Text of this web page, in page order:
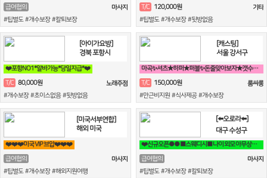
급여협의
마사지
#팁별도 #개수보장 #칼퇴보장
T/C 120,000원
기타
#팁별도 #개수보장 #뒷방없음
[아이가요방]
경북 포항시
❤️포항NO1*알바가능*당일지급*❤️
T/C 80,000원
노래주점
#개수보장 #초이스없음 #뒷방없음
[캐스팅]
서울 강서구
마곡✨셔츠★하퍼★퍼블✨돈줄맞아보자★갯수보장★술강요NO★출퇴근자유⭐
T/C 150,000원
룸싸롱
#만근비지원 #식사제공 #개수보장
[미국서부연합]
해외 미국
❤️❤️❤️미국 VIP 브압❤️❤️❤️
급여협의
마사지
#팁별도 #개수보장 #해외지원여행
[⬅️오로라⬅️]
대구 수성구
❤️신규오픈●● ■스웨디시■ 나이 외모 아무상관없습니다 우리가 함께 만들어 가요❤️
급여협의
마사지
#팁별도 #개수보장 #칼퇴보장